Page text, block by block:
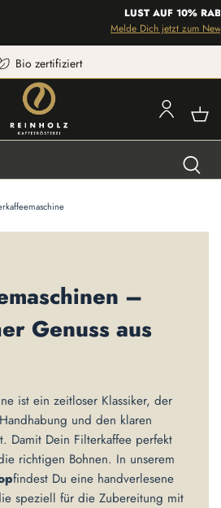
LUST AUF 10%
Melde Dich jetzt zum
Bio zertifiziert
–
Genuss aus
ist ein zeitloser Klassiker, der
und den klaren
Damit Dein Filterkaffee perfekt
richtigen Bohnen. In unserem
findest Du eine handverlesene
speziell für die Zubereitung mit